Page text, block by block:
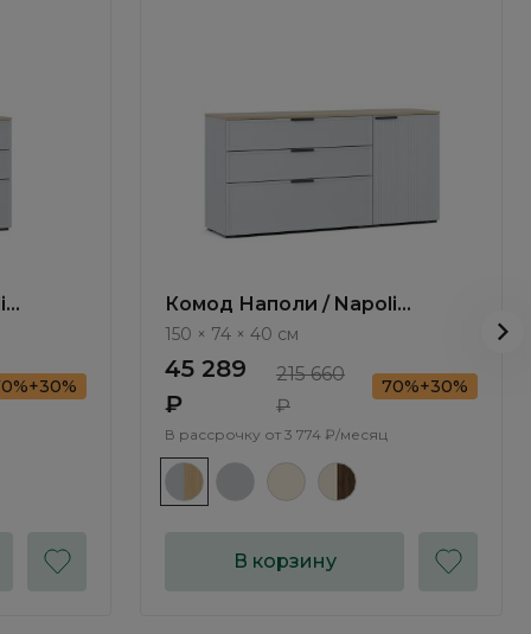
Комод Наполи / Napoli
NP010.2
150 × 74 × 40 см
45 289
₽
215 660
₽
70%+30%
В рассрочку от 3 774 ₽/месяц
В корзину